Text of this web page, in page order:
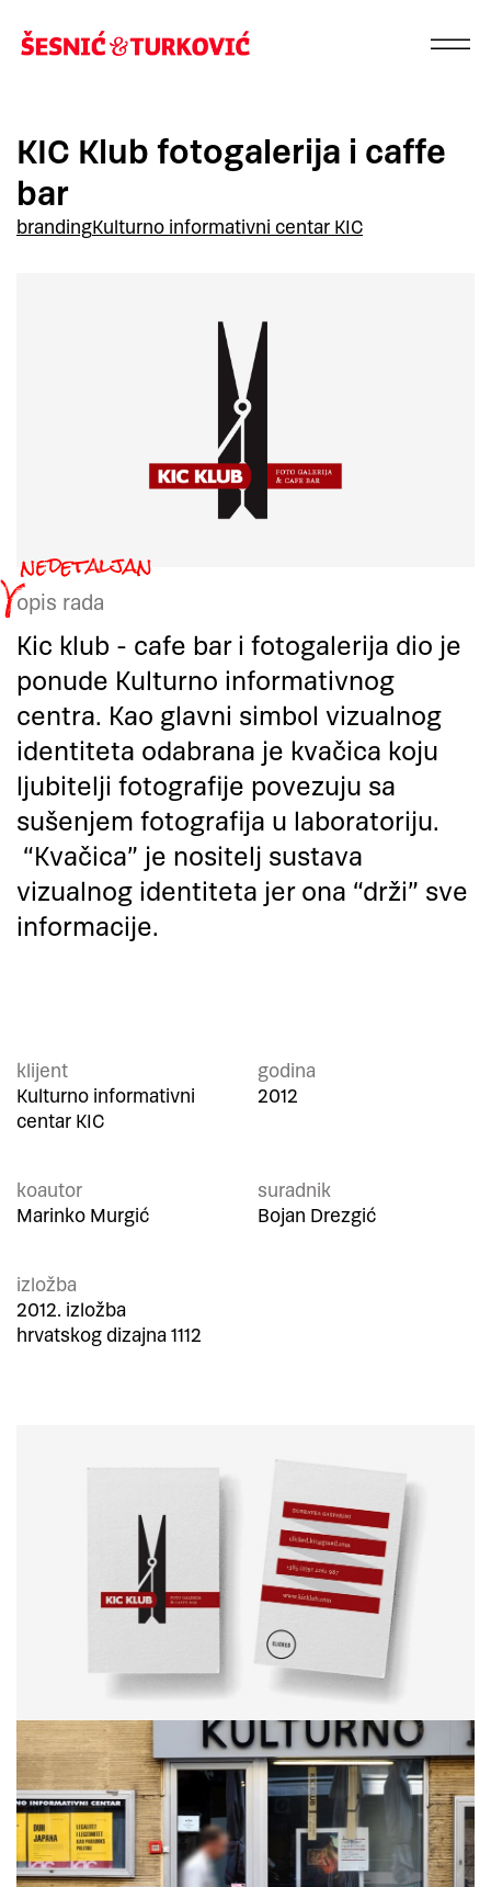
KIC Klub fotogalerija i caffe
bar
brandingKulturno informativni centar KIC
opis rada
Kic klub - cafe bar i fotogalerija dio je
ponude Kulturno informativnog
centra. Kao glavni simbol vizualnog
identiteta odabrana je kvačica koju
ljubitelji fotografije povezuju sa
sušenjem fotografija u laboratoriju.
“Kvačica” je nositelj sustava
vizualnog identiteta jer ona “drži” sve
informacije.
klijent
Kulturno informativni
centar KIC
godina
2012
koautor
Marinko Murgić
suradnik
Bojan Drezgić
izložba
2012. izložba
hrvatskog dizajna 1112